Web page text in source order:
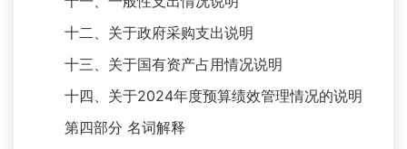
十二、关于政府采购支出说明
十三、关于国有资产占用情况说明
十四、关于2024年度预算绩效管理情况的说明
第四部分 名词解释